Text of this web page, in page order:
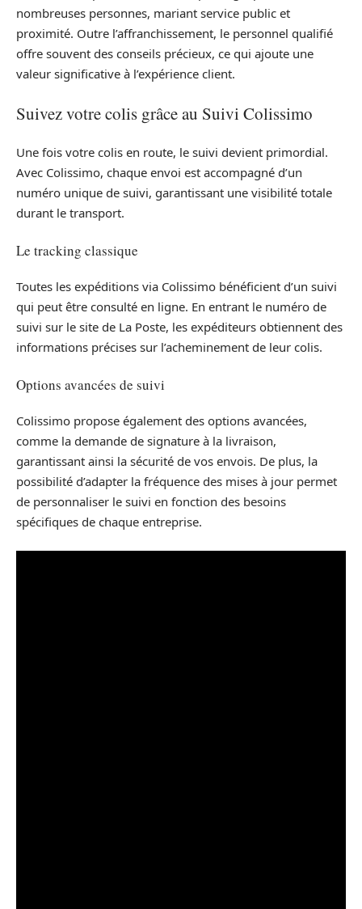
nombreuses personnes, mariant service public et
proximité. Outre l’affranchissement, le personnel qualifié
offre souvent des conseils précieux, ce qui ajoute une
valeur significative à l’expérience client.
Suivez votre colis grâce au Suivi Colissimo
Une fois votre colis en route, le suivi devient primordial.
Avec Colissimo, chaque envoi est accompagné d’un
numéro unique de suivi, garantissant une visibilité totale
durant le transport.
Le tracking classique
Toutes les expéditions via Colissimo bénéficient d’un suivi
qui peut être consulté en ligne. En entrant le numéro de
suivi sur le site de La Poste, les expéditeurs obtiennent des
informations précises sur l’acheminement de leur colis.
Options avancées de suivi
Colissimo propose également des options avancées,
comme la demande de signature à la livraison,
garantissant ainsi la sécurité de vos envois. De plus, la
possibilité d’adapter la fréquence des mises à jour permet
de personnaliser le suivi en fonction des besoins
spécifiques de chaque entreprise.